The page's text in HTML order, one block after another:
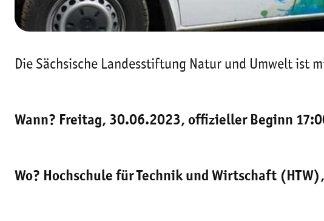
Die Sächsische Landesstiftung Natur und Umwelt ist
Wann? Freitag, 30.06.2023, offizieller Beginn
Wo? Hochschule für Technik und Wirtschaft